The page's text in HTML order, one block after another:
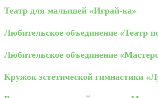
Театр для малышей «Играй-ка»
Любительское объединение «Театр
Любительское объединение
Кружок эстетической гимнастики